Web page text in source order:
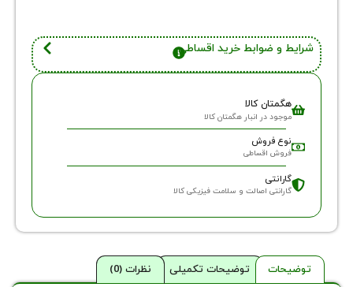
و ضوابط خرید اقساطی
در انبار هگمتان کالا
اصالت و سلامت فیزیکی کالا
توضیحات تکمیلی نظرات (0)